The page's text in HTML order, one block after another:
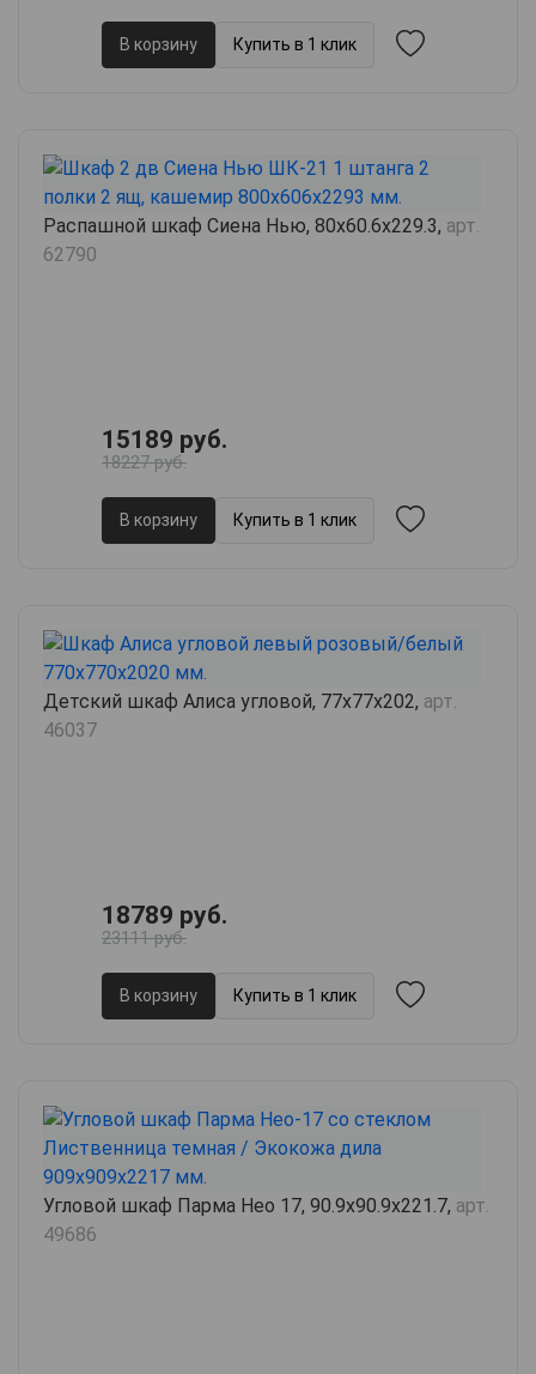
В корзину Купить в 1 клик
Распашной шкаф Сиена Нью, 80х60.6х229.3, арт.
62790
15189 руб.
18227 руб.
В корзину Купить в 1 клик
Детский шкаф Алиса угловой, 77х77х202, арт.
46037
18789 руб.
23111 руб.
В корзину Купить в 1 клик
Угловой шкаф Парма Нео 17, 90.9х90.9х221.7, арт.
49686